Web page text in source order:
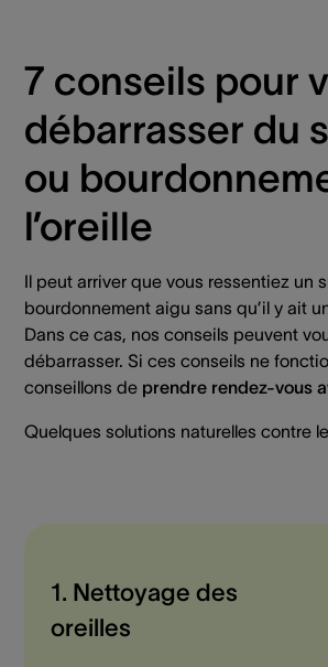
7 conseils pour
débarrasser du
ou
l’oreille
Il peut arriver que vous ressentiez un
bourdonnement aigu sans qu’il y ait
Dans ce cas, nos conseils peuvent
débarrasser. Si ces conseils ne
conseillons de prendre rendez-vous
Quelques solutions naturelles contre
1. Nettoyage des
oreilles